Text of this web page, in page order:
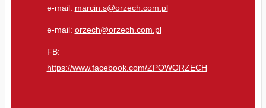
e-mail: marcin.s@orzech.com.pl
e-mail: orzech@orzech.com.pl
FB:
https://www.facebook.com/ZPOWORZECH